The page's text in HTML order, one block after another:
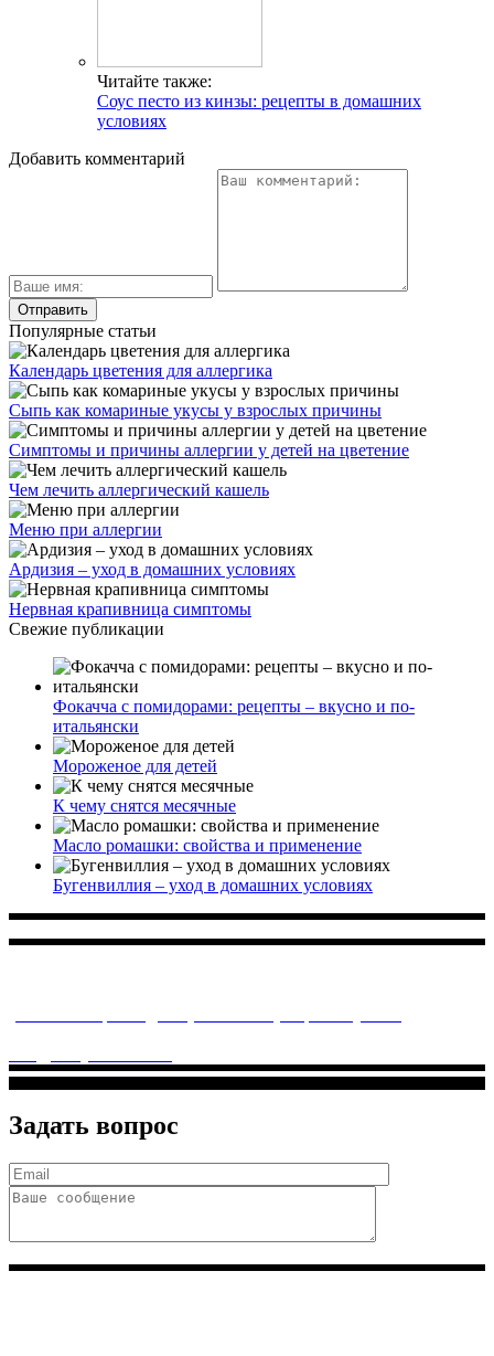
Читайте также:
Соус песто из кинзы: рецепты в домашних
условиях
Добавить комментарий
Популярные статьи
Календарь цветения для аллергика
Сыпь как комариные укусы у взрослых причины
Симптомы и причины аллергии у детей на цветение
Чем лечить аллергический кашель
Меню при аллергии
Ардизия – уход в домашних условиях
Нервная крапивница симптомы
Свежие публикации
Фокачча с помидорами: рецепты – вкусно и по-
итальянски
Мороженое для детей
К чему снятся месячные
Масло ромашки: свойства и применение
Бугенвиллия – уход в домашних условиях
Задать вопрос